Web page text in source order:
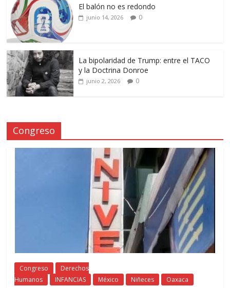
El balón no es redondo
junio 14, 2026 0
La bipolaridad de Trump: entre el TACO
y la Doctrina Donroe
junio 2, 2026 0
Congreso
Congreso
Derechos
Humanos
INFANCIAS México Niñeces Oaxaca